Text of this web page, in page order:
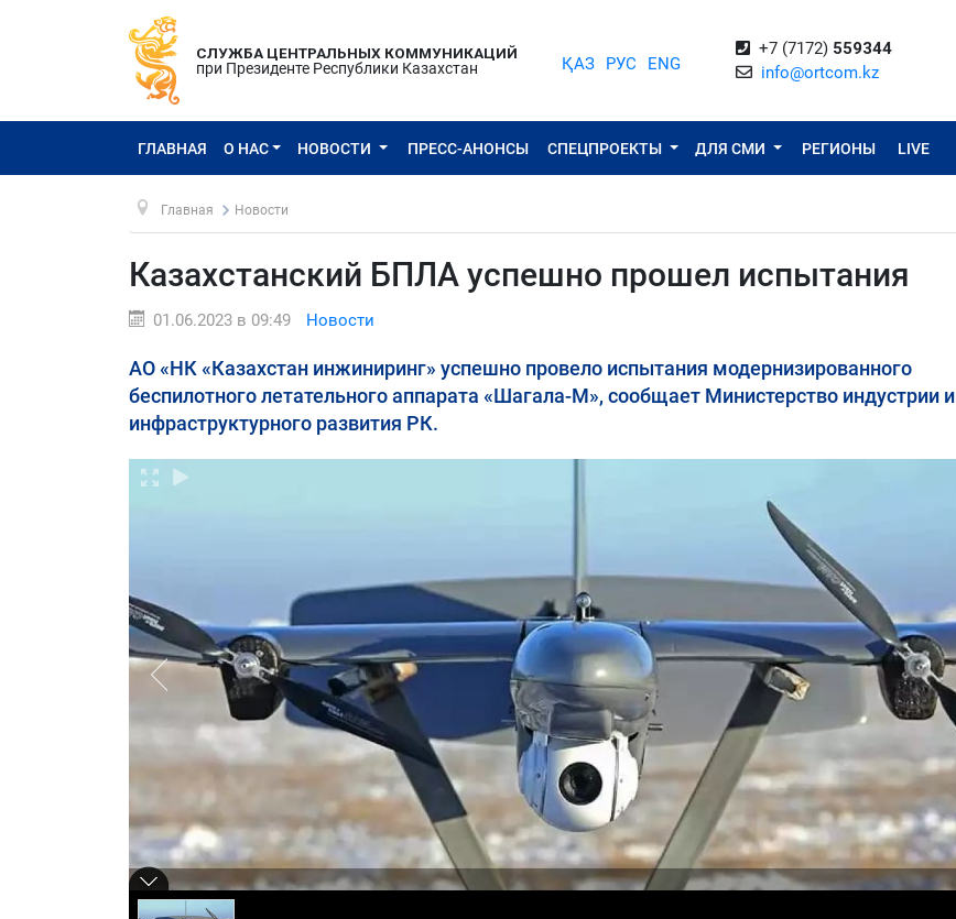
СЛУЖБА ЦЕНТРАЛЬНЫХ КОММУНИКАЦИЙ
при Президенте Республики Казахстан
ҚАЗ РУС ENG
+7 (7172) 559344
info@ortcom.kz
ГЛАВНАЯ О НАС НОВОСТИ ПРЕСС-АНОНСЫ СПЕЦПРОЕКТЫ ДЛЯ СМИ РЕГИОНЫ LIVE
Главная Новости
Казахстанский БПЛА успешно прошел испытания
01.06.2023 в 09:49 Новости
АО «НК «Казахстан инжиниринг» успешно провело испытания модернизированного
беспилотного летательного аппарата «Шагала-М», сообщает Министерство индустрии и
инфраструктурного развития РК.